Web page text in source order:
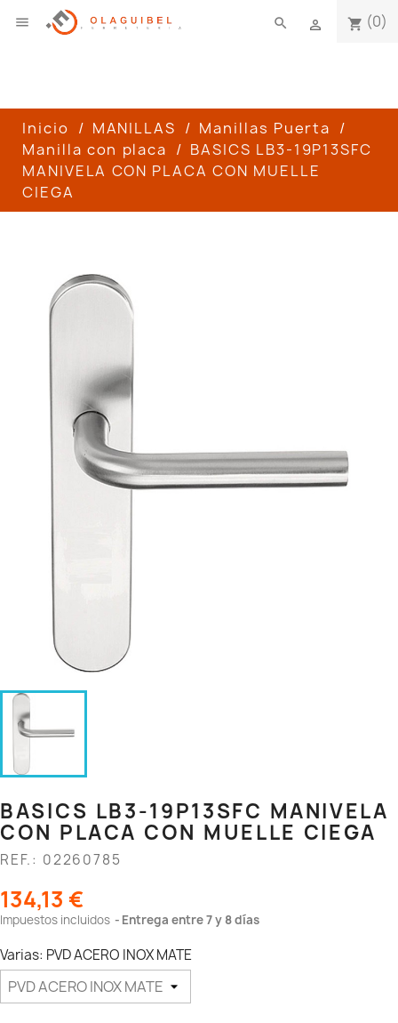
 shopping_cart (0)

search
Inicio MANILLAS
Manillas Puerta
Manilla con placa
BASICS LB3-19P13SFC
MANIVELA CON PLACA CON MUELLE
CIEGA
BASICS LB3-19P13SFC MANIVELA
CON PLACA CON MUELLE CIEGA
REF.: 02260785
134,13 €
Impuestos incluidos Entrega entre 7 y 8 días
Varias: PVD ACERO INOX MATE